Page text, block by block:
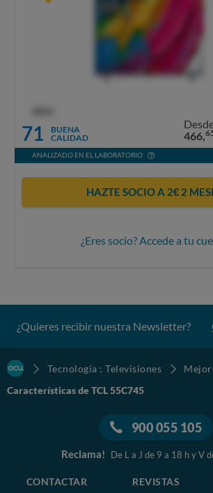
71
BUENA
CALIDAD
466,
ANALIZADO EN EL LABORATORIO
HAZTE SOCIO A 2€ 2
¿Eres socio? Accede a tu
¿Quieres recibir nuestra Newsletter?
Tecnología : Televisiones
Características de TCL 55C745
900 055 105
Reclama! De L a J de 9 a 18 h y V
CONTACTAR REVISTAS